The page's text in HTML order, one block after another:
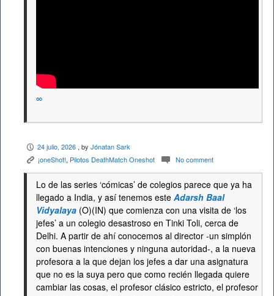
∞
P 24 julio, 2026 , by Jónatan Sark
K ¡oneShot!, Pilotos DeathMatch Oneshot c No comment
Lo de las series ‘cómicas’ de colegios parece que ya ha
llegado a India, y así tenemos este Adarsh Baal
Vidyalaya (O)(IN) que comienza con una visita de ‘los
jefes’ a un colegio desastroso en Tinki Toli, cerca de
Delhi. A partir de ahí conocemos al director -un simplón
con buenas intenciones y ninguna autoridad-, a la nueva
profesora a la que dejan los jefes a dar una asignatura
que no es la suya pero que como recién llegada quiere
cambiar las cosas, el profesor clásico estricto, el profesor